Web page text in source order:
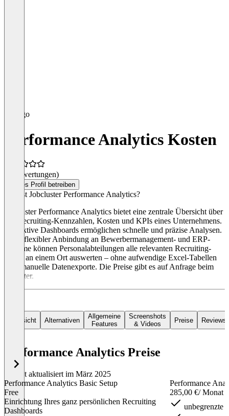
Performance Analytics Kosten
(0 Bewertungen)
Dieses Profil betreiben
Was ist Jobcluster Performance Analytics?
Jobcluster Performance Analytics bietet eine zentrale Übersicht über
alle Recruiting-Kennzahlen, Kosten und KPIs eines Unternehmens.
Interaktive Dashboards ermöglichen schnelle und präzise Analysen.
Dank flexibler Anbindung an Bewerbermanagement- und ERP-
Systeme können Personalabteilungen alle relevanten Recruiting-
Daten an einem Ort auswerten – ohne aufwendige Excel-Tabellen
oder manuelle Datenexporte. Die Preise gibt es auf Anfrage beim
Anbieter.
Übersicht Alternativen
Allgemeine
Features
Screenshots
& Videos
Preise Reviews
Performance Analytics Preise
Zuletzt aktualisiert im März 2025
Performance Analytics Basic Setup
Free
Einrichtung Ihres ganz persönlichen Recruiting
Dashboards
Performance
285,00 €/ Monat
unbegrenzte